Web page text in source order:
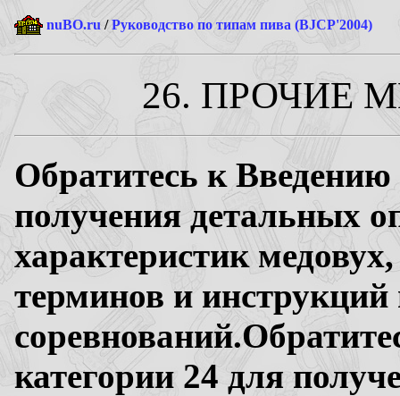
nuBO.ru /Руководство по типам пива (BJCP'2004)
26. ПРОЧИЕ
Обратитесь к
получения детальных
характеристик
терминов и
категории 24 для